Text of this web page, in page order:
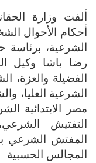
ألفت وزارة
أحكام الأحوال
الشرعية،
رضا باشا وكيل
الفضيلة والعزة،
الشرعية العليا،
مصر الابتدائية
التفتيش
المفتش الشرعي
المجالس الحسبية.